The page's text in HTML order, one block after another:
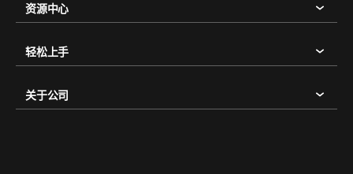
资源中心
轻松上手
关于公司